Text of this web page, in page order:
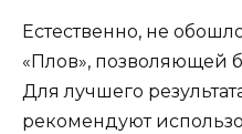
Естественно, не
«Плов», позволяющей
Для лучшего
рекомендуют